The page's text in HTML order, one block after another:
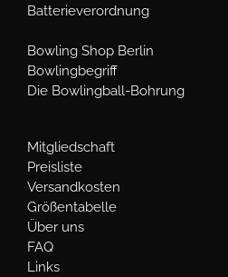
Batterieverordnung
Bowling Shop Berlin
Bowlingbegriff
Die Bowlingball-Bohrung
Mitgliedschaft
Preisliste
Versandkosten
Größentabelle
Über uns
FAQ
Links